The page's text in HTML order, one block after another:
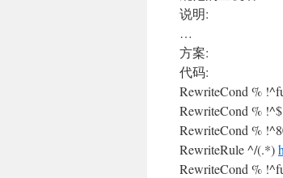
说明:
…
方案:
代码:
RewriteCond %
RewriteCond % !^$
RewriteCond %
RewriteRule ^/(.*)
RewriteCond %